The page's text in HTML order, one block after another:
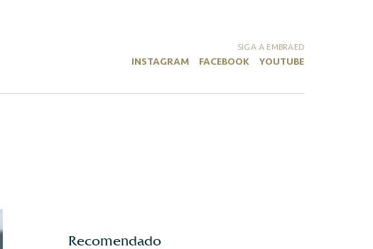
SIGA A EMBRAED
INSTAGRAM FACEBOOK YOUTUBE
Recomendado